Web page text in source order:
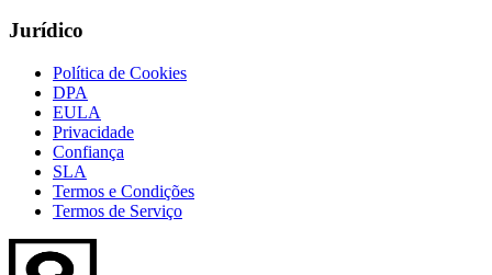
Jurídico
Política de Cookies
DPA
EULA
Privacidade
Confiança
SLA
Termos e Condições
Termos de Serviço